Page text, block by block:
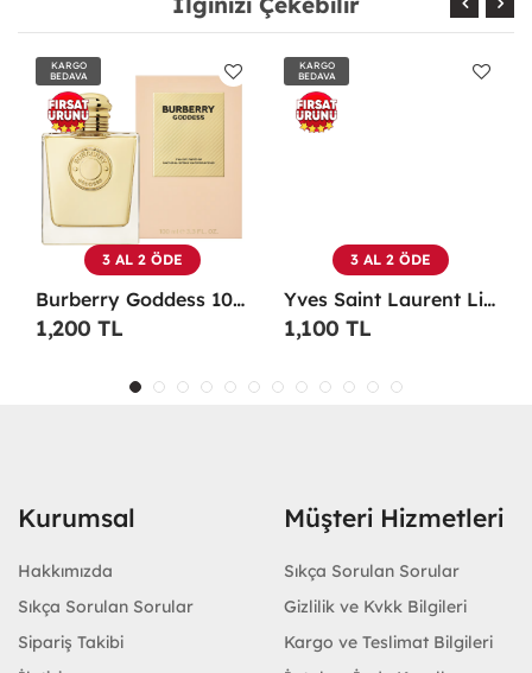
KARGO
BEDAVA
3 AL 2 ÖDE
Burberry Goddess 100 ML EDP Kadın Parfümü -
1,200 TL
KARGO
BEDAVA
3 AL 2 ÖDE
Yves Saint Laurent Libre EDP 90 Ml Kadın Parfüm - YSLL
1,100 TL
Kurumsal
Hakkımızda
Sıkça Sorulan Sorular
Sipariş Takibi
Müşteri Hizmetleri
Sıkça Sorulan Sorular
Gizlilik ve Kvkk Bilgileri
Kargo ve Teslimat Bilgileri